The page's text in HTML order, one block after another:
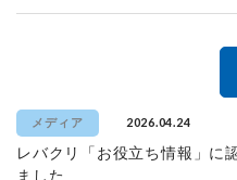
メディア 2026.04.24
レバクリ「お役立ち情報」に
ました